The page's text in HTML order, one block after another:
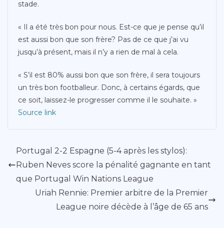
stade.
« Il a été très bon pour nous. Est-ce que je pense qu’il
est aussi bon que son frère? Pas de ce que j’ai vu
jusqu’à présent, mais il n’y a rien de mal à cela.
« S’il est 80% aussi bon que son frère, il sera toujours
un très bon footballeur. Donc, à certains égards, que
ce soit, laissez-le progresser comme il le souhaite. »
Source link
Portugal 2-2 Espagne (5-4 après les stylos):
Ruben Neves score la pénalité gagnante en tant
que Portugal Win Nations League
Uriah Rennie: Premier arbitre de la Premier
League noire décède à l’âge de 65 ans